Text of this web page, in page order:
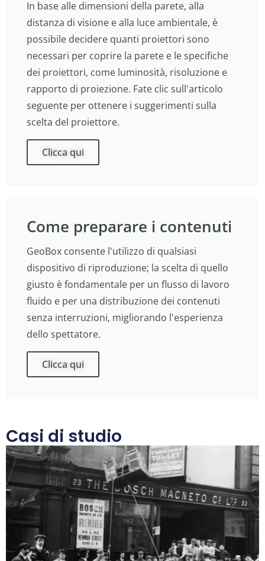
In base alle dimensioni della parete, alla
distanza di visione e alla luce ambientale, è
possibile decidere quanti proiettori sono
necessari per coprire la parete e le specifiche
dei proiettori, come luminosità, risoluzione e
rapporto di proiezione. Fate clic sull'articolo
seguente per ottenere i suggerimenti sulla
scelta del proiettore.
Clicca qui
Come preparare i contenuti
GeoBox consente l'utilizzo di qualsiasi
dispositivo di riproduzione; la scelta di quello
giusto è fondamentale per un flusso di lavoro
fluido e per una distribuzione dei contenuti
senza interruzioni, migliorando l'esperienza
dello spettatore.
Clicca qui
Casi di studio